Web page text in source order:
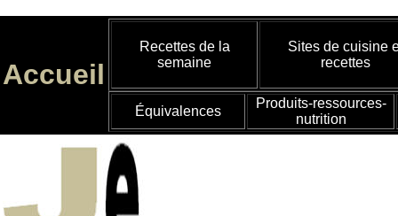
Accueil
Recettes de la
semaine
Sites de cuisine
recettes
Équivalences
Produits-ressources-
nutrition